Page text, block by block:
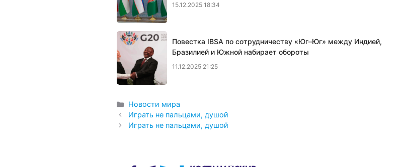
15.12.2025 18:34
Повестка IBSA по сотрудничеству «Юг–Юг» между Индией,
Бразилией и Южной набирает обороты
11.12.2025 21:25
Рубрики
Новости мира
Играть не пальцами, душой
Играть не пальцами, душой